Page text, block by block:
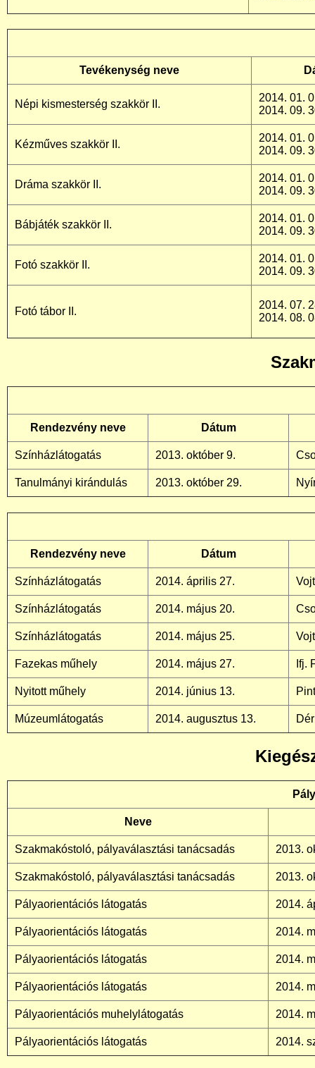
Tevékenység neve
Népi kismesterség szakkör II.
2014. 01.
2014. 09.
Kézműves szakkör II.
2014. 01.
2014. 09.
Dráma szakkör II.
2014. 01.
2014. 09.
Bábjáték szakkör II.
2014. 01.
2014. 09.
Fotó szakkör II.
2014. 01.
2014. 09.
Fotó tábor II.
2014. 07.
2014. 08.
Rendezvény neve Dátum
Színházlátogatás 2013. október 9.
Tanulmányi kirándulás 2013. október 29.
Rendezvény neve Dátum
Színházlátogatás 2014. április 27.
Színházlátogatás 2014. május 20.
Színházlátogatás 2014. május 25.
Fazekas műhely 2014. május 27. Ifj.
Nyitott műhely 2014. június 13.
Múzeumlátogatás 2014. augusztus 13.
Neve
Szakmakóstoló, pályaválasztási tanácsadás 2013.
Szakmakóstoló, pályaválasztási tanácsadás 2013.
Pályaorientációs látogatás 2014.
Pályaorientációs látogatás 2014.
Pályaorientációs látogatás 2014.
Pályaorientációs látogatás 2014.
Pályaorientációs muhelylátogatás 2014.
Pályaorientációs látogatás 2014.